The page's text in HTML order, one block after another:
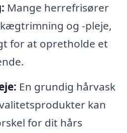
Mange herrefrisører
og -pleje,
for at opretholde et
En grundig hårvask
kan
for dit hårs